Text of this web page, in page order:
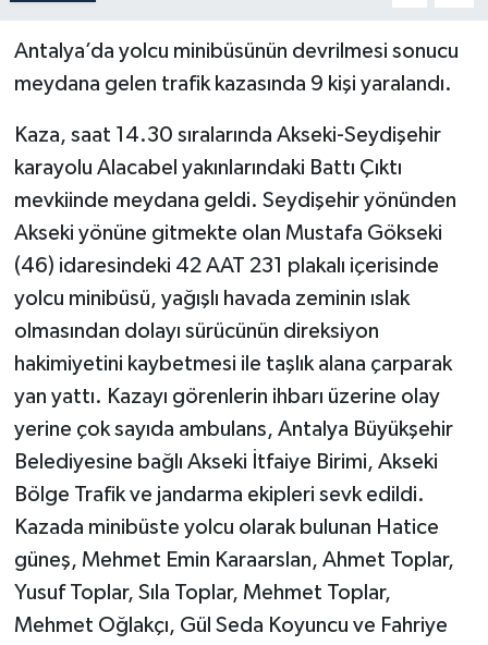
Antalya’da yolcu minibüsünün devrilmesi sonucu
meydana gelen trafik kazasında 9 kişi yaralandı.
Kaza, saat 14.30 sıralarında Akseki-Seydişehir
karayolu Alacabel yakınlarındaki Battı Çıktı
mevkiinde meydana geldi. Seydişehir yönünden
Akseki yönüne gitmekte olan Mustafa Gökseki
(46) idaresindeki 42 AAT 231 plakalı içerisinde
yolcu minibüsü, yağışlı havada zeminin ıslak
olmasından dolayı sürücünün direksiyon
hakimiyetini kaybetmesi ile taşlık alana çarparak
yan yattı. Kazayı görenlerin ihbarı üzerine olay
yerine çok sayıda ambulans, Antalya Büyükşehir
Belediyesine bağlı Akseki İtfaiye Birimi, Akseki
Bölge Trafik ve jandarma ekipleri sevk edildi.
Kazada minibüste yolcu olarak bulunan Hatice
güneş, Mehmet Emin Karaarslan, Ahmet Toplar,
Yusuf Toplar, Sıla Toplar, Mehmet Toplar,
Mehmet Oğlakçı, Gül Seda Koyuncu ve Fahriye